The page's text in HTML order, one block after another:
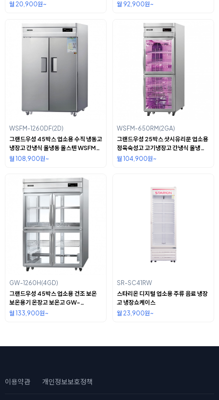
월 20,900원~
월 92,900원~
WSFM-1260DF(2D)
그랜드우성 45박스 업소용 수직 냉동고
냉장고 간냉식 올냉동 올스텐 WSFM-
1260DF(2D)
월 108,900원~
WSFM-650RM(2GA)
그랜드우성 25박스 샷시유리문 업소용
정육숙성고 고기냉장고 간냉식 올냉동
올스텐 WSFM-650RM(2GA)
월 104,900원~
GW-1260H(4GD)
그랜드우성 45박스 업소용 건조 보온
보온용기 온장고 보온고 GW-
1260H(4GD)
월 133,900원~
SR-SC41RW
스타리온 디지털 업소용 주류 음료 냉장
고 냉장쇼케이스
월 23,900원~
이용약관 개인정보보호정책